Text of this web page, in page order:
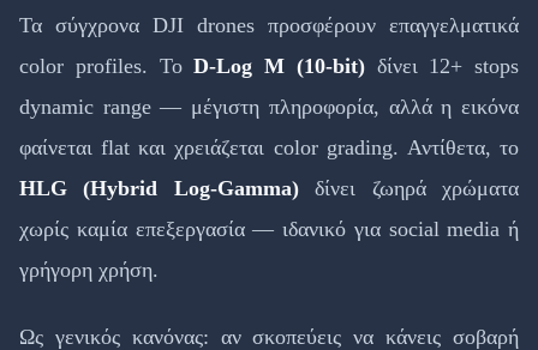
Τα σύγχρονα DJI drones προσφέρουν επαγγελματικά
color profiles. ΤοD-Log M (10-bit)δίνει 12+ stops
dynamic range — μέγιστη πληροφορία, αλλά η εικόνα
φαίνεται flat και χρειάζεται color grading. Αντίθετα, το
HLG (Hybrid Log-Gamma)δίνει ζωηρά χρώματα
χωρίς καμία επεξεργασία — ιδανικό για social media ή
γρήγορη χρήση.
Ως γενικός κανόνας: αν σκοπεύεις να κάνεις σοβαρή